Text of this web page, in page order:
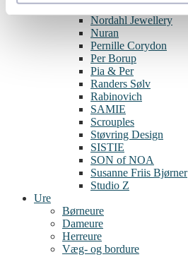
Melfia
Nordahl Jewellery
Nuran
Pernille Corydon
Per Borup
Pia & Per
Randers Sølv
Rabinovich
SAMIE
Scrouples
Støvring Design
SISTIE
SON of NOA
Susanne Friis Bjørner
Studio Z
Ure
Børneure
Dameure
Herreure
Væg- og bordure